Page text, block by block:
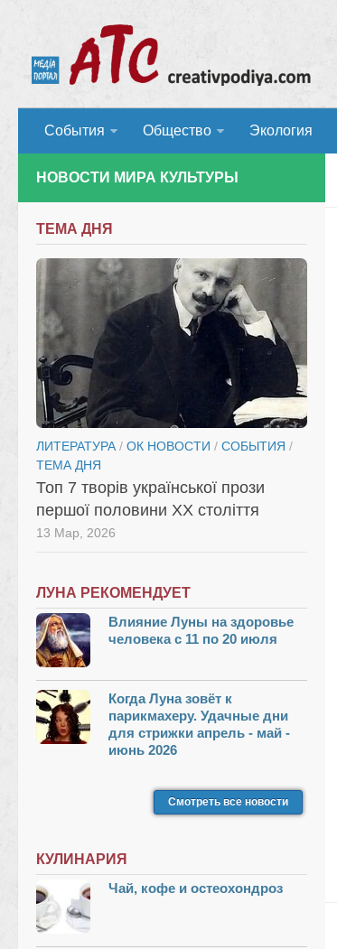
События Общество Экология
НОВОСТИ МИРА КУЛЬТУРЫ
ТЕМА ДНЯ
ЛИТЕРАТУРА / ОК НОВОСТИ / СОБЫТИЯ /
ТЕМА ДНЯ
Топ 7 творів української прози
першої половини XX століття
13 Мар, 2026
ЛУНА РЕКОМЕНДУЕТ
Влияние Луны на здоровье
человека с 11 по 20 июля
Когда Луна зовёт к
парикмахеру. Удачные дни
для стрижки апрель - май -
июнь 2026
Смотреть все новости
КУЛИНАРИЯ
Чай, кофе и остеохондроз